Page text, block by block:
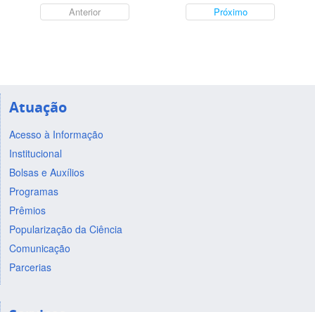
Anterior Próximo
Atuação
Acesso à Informação
Institucional
Bolsas e Auxílios
Programas
Prêmios
Popularização da Ciência
Comunicação
Parcerias